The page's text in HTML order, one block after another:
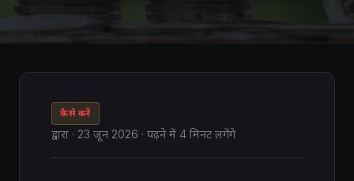
कैसे करें
द्वारा · 23 जून 2026 · पढ़ने में 4 मिनट लगेंगे